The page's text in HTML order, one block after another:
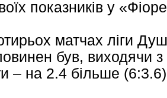
показників у
матчах ліги
був, виходячи
– на 2.4 більше